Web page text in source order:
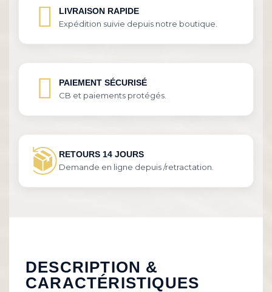
LIVRAISON RAPIDE
Expédition suivie depuis notre boutique.
PAIEMENT SÉCURISÉ
CB et paiements protégés.
RETOURS 14 JOURS
Demande en ligne depuis /retractation.
DESCRIPTION &
CARACTÉRISTIQUES